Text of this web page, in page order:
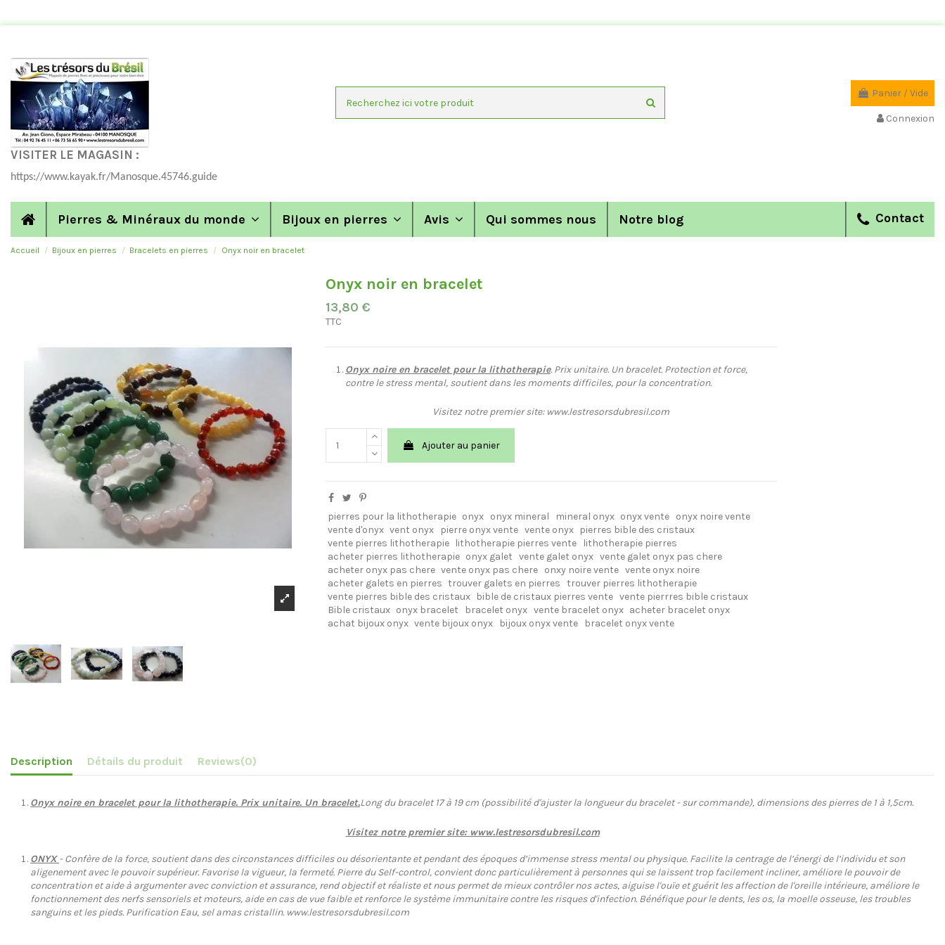
Panier / Vide
Connexion
VISITER LE MAGASIN :
https://www.kayak.fr/Manosque.45746.guide
Pierres & Minéraux du monde Bijoux en pierres Avis Contact
Qui sommes nous Notre blog
Accueil Bijoux en pierres Bracelets en pierres Onyx noir en bracelet
Onyx noir en bracelet
13,80 €
TTC
Onyx noire en bracelet pour la lithotherapie. Prix unitaire. Un bracelet. Protection et force,
contre le stress mental, soutient dans les moments difficiles, pour la concentration.
Visitez notre premier site: www.lestresorsdubresil.com
Ajouter au panier
pierres pour la lithotherapie onyx onyx mineral mineral onyx onyx vente onyx noire vente
vente d'onyx vent onyx pierre onyx vente vente onyx
pierres bible des cristaux
vente pierres lithotherapie
lithotherapie pierres vente
lithotherapie pierres
acheter pierres lithotherapie onyx galet vente galet onyx vente galet onyx pas chere
acheter onyx pas chere vente onyx pas chere onxy noire vente vente onyx noire
acheter galets en pierres trouver galets en pierres trouver pierres lithotherapie
vente pierres bible des cristaux
bible de cristaux pierres vente vente pierrres bible cristaux
Bible cristaux onyx bracelet bracelet onyx vente bracelet onyx acheter bracelet onyx
achat bijoux onyx vente bijoux onyx bijoux onyx vente bracelet onyx vente
Description Détails du produit Reviews(0)
Onyx noire en bracelet pour la lithotherapie. Prix unitaire. Un bracelet.Long du bracelet 17 à 19 cm (possibilité d'ajuster la longueur du bracelet - sur commande), dimensions des pierres de 1 à 1,5cm.
Visitez notre premier site: www.lestresorsdubresil.com
ONYX - Confère de la force, soutient dans des circonstances difficiles ou désorientante et pendant des époques d’immense stress mental ou physique. Facilite la centrage de l’énergi de l’individu et son
aligenement avec le pouvoir supérieur. Favorise la vigueur, la fermeté. Pierre du Self-control, convient donc particulièrement à personnes qui se laissent trop facilement incliner, améliore le pouvoir de
concentration et aide à argumenter avec conviction et assurance, rend objectif et réaliste et nous permet de mieux contrôler nos actes, aiguise l'ouïe et guérit les affection de l'oreille intérieure, améliore le
fonctionnement des nerfs sensoriels et moteurs, aide en cas de vue faible et renforce le système immunitaire contre les risques d'infection. Bénéfique pour le dents, les os, la moelle osseuse, les troubles
sanguins et les pieds. Purification Eau, sel amas cristallin. www.lestresorsdubresil.com